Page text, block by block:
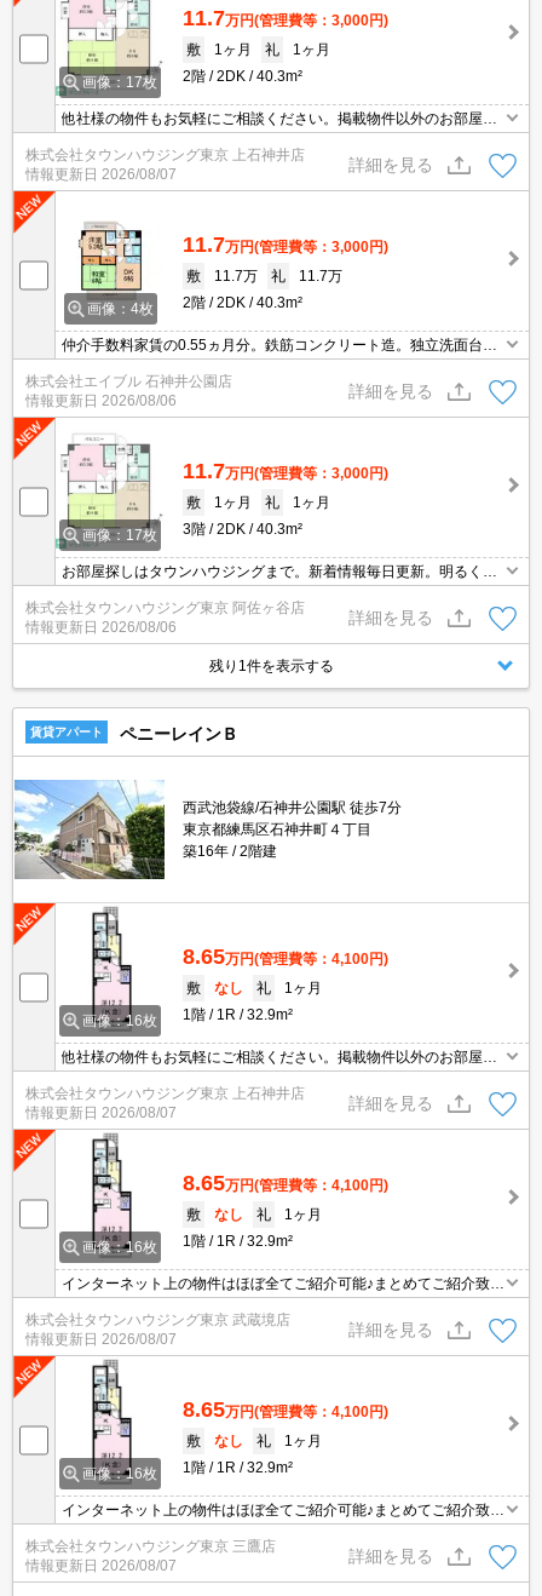
画像：17枚
11.7万円(管理費等：3,000円)
敷
1ヶ月 礼
1ヶ月
2階
2DK 40.3m²
他社様の物件もお気軽にご相談ください。掲載物件以外のお部屋も
ご紹介出来ます。明るく元気なスタッフが丁寧にご対応させていた
だきます。当店ならオンラインで見学・接客可能です！お気軽にお
問い合わせ下さい☆★
株式会社タウンハウジング東京 上石神井店
情報更新日 2026/08/07
詳細を見る
画像：4枚
11.7万円(管理費等：3,000円)
敷
11.7万 礼
11.7万
2階
2DK 40.3m²
仲介手数料家賃の0.55ヵ月分。鉄筋コンクリート造。独立洗面台。
人気のオートロック付マンション。2面バルコニー。追い焚き機能
付きバス。
株式会社エイブル 石神井公園店
情報更新日 2026/08/06
詳細を見る
画像：17枚
11.7万円(管理費等：3,000円)
敷
1ヶ月 礼
1ヶ月
3階
2DK 40.3m²
お部屋探しはタウンハウジングまで。新着情報毎日更新。明るく元
気なスタッフがお待ちしております。
株式会社タウンハウジング東京 阿佐ヶ谷店
情報更新日 2026/08/06
詳細を見る
残り1件を表示する
賃貸アパート ペニーレインＢ
西武池袋線/石神井公園駅 徒歩7分
東京都練馬区石神井町４丁目
築16年
2階建
画像：16枚
8.65万円(管理費等：4,100円)
敷
なし 礼
1ヶ月
1階
1R 32.9m²
他社様の物件もお気軽にご相談ください。掲載物件以外のお部屋も
ご紹介出来ます。明るく元気なスタッフが丁寧にご対応させていた
だきます。当店ならオンラインで見学・接客可能です！お気軽にお
問い合わせ下さい☆★
株式会社タウンハウジング東京 上石神井店
情報更新日 2026/08/07
詳細を見る
画像：16枚
8.65万円(管理費等：4,100円)
敷
なし 礼
1ヶ月
1階
1R 32.9m²
インターネット上の物件はほぼ全てご紹介可能♪まとめてご紹介致し
ます♪お気軽にお問合せください！お部屋探しはタウンハウジングま
で☆新着情報毎日更新☆
株式会社タウンハウジング東京 武蔵境店
情報更新日 2026/08/07
詳細を見る
画像：16枚
8.65万円(管理費等：4,100円)
敷
なし 礼
1ヶ月
1階
1R 32.9m²
インターネット上の物件はほぼ全てご紹介可能♪まとめてご紹介致し
ます♪お気軽にお問合せください！お部屋探しはタウンハウジングま
で☆新着情報毎日更新☆
株式会社タウンハウジング東京 三鷹店
情報更新日 2026/08/07
詳細を見る